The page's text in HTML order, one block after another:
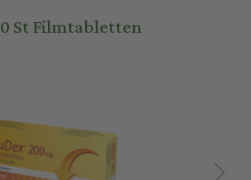
St Filmtabletten